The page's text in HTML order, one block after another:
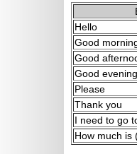
Hello
Good
Good
Good evening
Please
Thank you
I need to go
How much is